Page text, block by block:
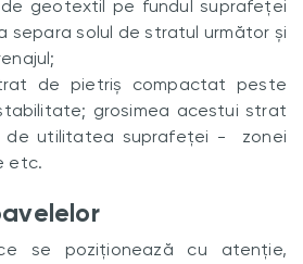
geotextil pe fundul suprafeței
separa solul de stratul următor și
de pietriș compactat peste
grosimea acestui strat
de utilitatea suprafeței - zonei
etc.
se poziționează cu atenție,